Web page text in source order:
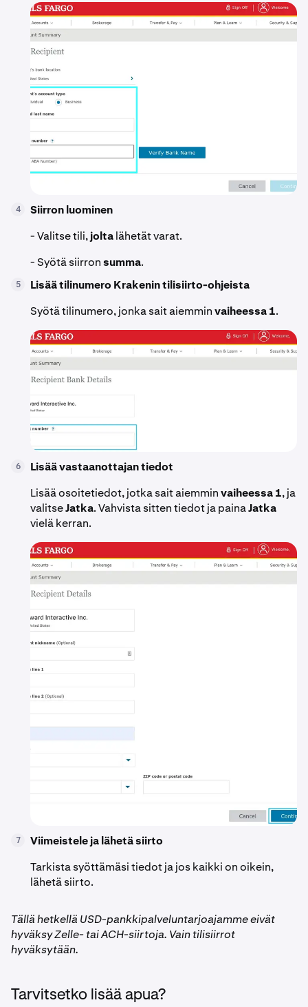
4
Siirron luominen
- Valitse tili,joltalähetät varat.
- Syötä siirronsumma.
5
Lisää tilinumero Krakenin tilisiirto-ohjeista
Syötä tilinumero, jonka sait aiemminvaiheessa 1.
6
Lisää vastaanottajan tiedot
Lisää osoitetiedot, jotka sait aiemminvaiheessa 1, ja
valitseJatka. Vahvista sitten tiedot ja painaJatka
vielä kerran.
7
Viimeistele ja lähetä siirto
Tarkista syöttämäsi tiedot ja jos kaikki on oikein,
lähetä siirto.
Tällä hetkellä USD-pankkipalveluntarjoajamme eivät
hyväksy Zelle- tai ACH-siirtoja. Vain tilisiirrot
hyväksytään.
Tarvitsetko lisää apua?